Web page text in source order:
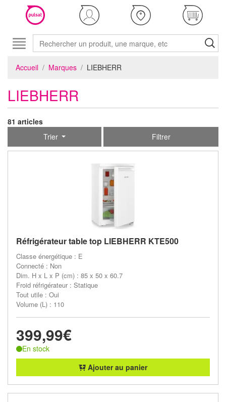
Accueil Marques LIEBHERR
LIEBHERR
81 articles
Trier
Filtrer
Réfrigérateur table top LIEBHERR KTE500
Classe énergétique : E
Connecté : Non
Dim. H x L x P (cm) : 85 x 50 x 60.7
Froid réfrigérateur : Statique
Tout utile : Oui
Volume (L) : 110
399,99€
En stock
Ajouter au panier